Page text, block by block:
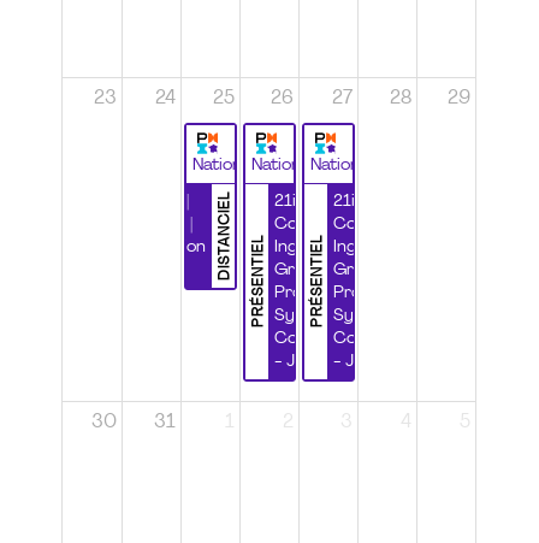
23 24 25
National
DISTANCIEL
Certification
26
National
PRÉSENTIEL
21ième
Congrès
Ingénierie
Grands
Projets et
Systèmes
Complexes
- Jour 1
27
National
PRÉSENTIEL
21ième
Congrès
Ingénierie
Grands
Projets et
Systèmes
Complexes
- Jour 2
28 29
30 31 1 2 3 4 5